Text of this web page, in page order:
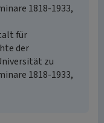
1818-1933,
für
der
zu
1818-1933,